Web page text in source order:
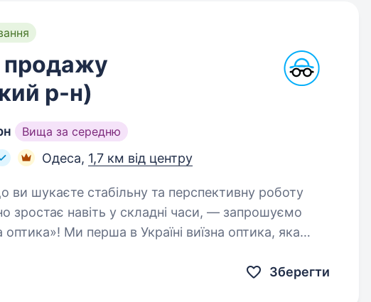
р-н)
Вища за середню
Одеса, 1,7 км від центру
зростає навіть у складні часи, — запрошуємо
Ми перша в Україні виїзна оптика, яка
Зберегти